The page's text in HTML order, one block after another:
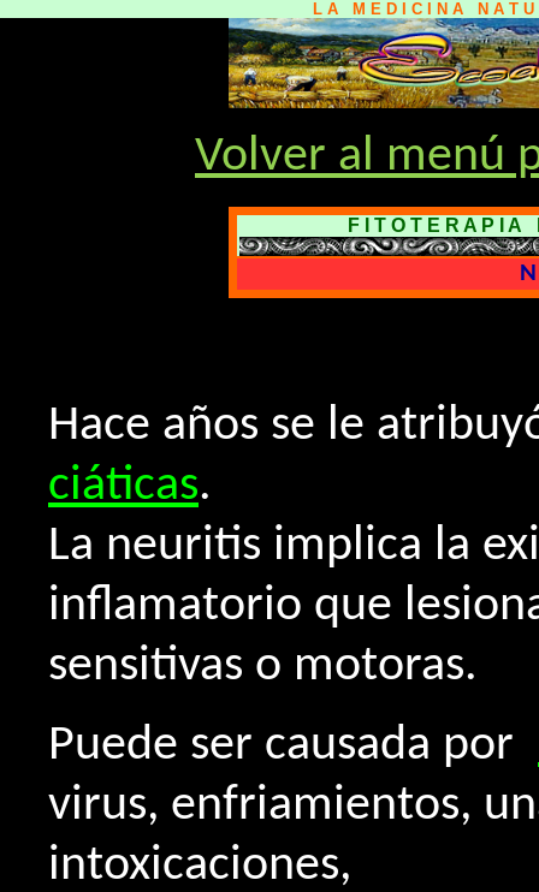
L A M E D I C I N A N A T
Volver al menú
F I T O T E R A P I
Hace años se le
ciáticas.
La neuritis implica la
inflamatorio que
sensitivas o motoras.
Puede ser causada por
virus, enfriamientos,
intoxicaciones,